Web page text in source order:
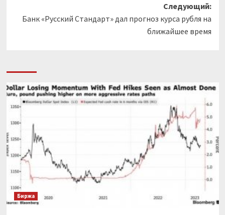
Следующий:
Банк «Русский Стандарт» дал прогноз курса рубля на
ближайшее время
Биржа